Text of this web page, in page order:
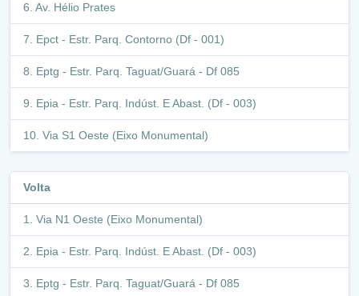
Av. Hélio Prates
Epct - Estr. Parq. Contorno (Df - 001)
Eptg - Estr. Parq. Taguat/Guará - Df 085
Epia - Estr. Parq. Indúst. E Abast. (Df - 003)
Via S1 Oeste (Eixo Monumental)
Volta
Via N1 Oeste (Eixo Monumental)
Epia - Estr. Parq. Indúst. E Abast. (Df - 003)
Eptg - Estr. Parq. Taguat/Guará - Df 085